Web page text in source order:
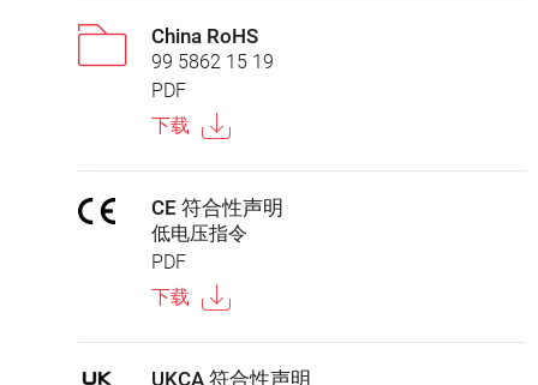
China RoHS
99 5862 15 19
PDF
下载
CE 符合性声明
低电压指令
PDF
下载
UKCA 符合性声明